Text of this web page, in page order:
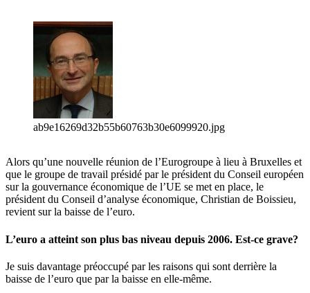
ab9e16269d32b55b60763b30e6099920.jpg
Alors qu’une nouvelle réunion de l’Eurogroupe à lieu à Bruxelles et
que le groupe de travail présidé par le président du Conseil européen
sur la gouvernance économique de l’UE se met en place, le
président du Conseil d’analyse économique, Christian de Boissieu,
revient sur la baisse de l’euro.
L’euro a atteint son plus bas niveau depuis 2006. Est-ce grave?
Je suis davantage préoccupé par les raisons qui sont derrière la
baisse de l’euro que par la baisse en elle-même.